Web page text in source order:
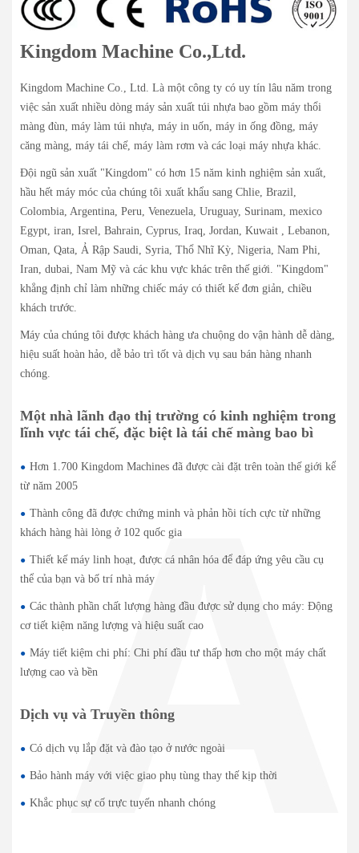
Kingdom Machine Co.,Ltd.
Kingdom Machine Co., Ltd. Là một công ty có uy tín lâu năm trong
việc sản xuất nhiều dòng máy sản xuất túi nhựa bao gồm máy thổi
màng đùn, máy làm túi nhựa, máy in uốn, máy in ống đồng, máy
căng màng, máy tái chế, máy làm rơm và các loại máy nhựa khác.
Đội ngũ sản xuất "Kingdom" có hơn 15 năm kinh nghiệm sản xuất,
hầu hết máy móc của chúng tôi xuất khẩu sang Chlie, Brazil,
Colombia, Argentina, Peru, Venezuela, Uruguay, Surinam, mexico
Egypt, iran, Isrel, Bahrain, Cyprus, Iraq, Jordan, Kuwait , Lebanon,
Oman, Qata, Ả Rập Saudi, Syria, Thổ Nhĩ Kỳ, Nigeria, Nam Phi,
Iran, dubai, Nam Mỹ và các khu vực khác trên thế giới. "Kingdom"
khẳng định chỉ làm những chiếc máy có thiết kế đơn giản, chiều
khách trước.
Máy của chúng tôi được khách hàng ưa chuộng do vận hành dễ dàng,
hiệu suất hoàn hảo, dễ bảo trì tốt và dịch vụ sau bán hàng nhanh
chóng.
Một nhà lãnh đạo thị trường có kinh nghiệm trong
lĩnh vực tái chế, đặc biệt là tái chế màng bao bì
Hơn 1.700 Kingdom Machines đã được cài đặt trên toàn thế giới kể
từ năm 2005
Thành công đã được chứng minh và phản hồi tích cực từ những
khách hàng hài lòng ở 102 quốc gia
Thiết kế máy linh hoạt, được cá nhân hóa để đáp ứng yêu cầu cụ
thể của bạn và bố trí nhà máy
Các thành phần chất lượng hàng đầu được sử dụng cho máy: Động
cơ tiết kiệm năng lượng và hiệu suất cao
Máy tiết kiệm chi phí: Chi phí đầu tư thấp hơn cho một máy chất
lượng cao và bền
Dịch vụ và Truyền thông
Có dịch vụ lắp đặt và đào tạo ở nước ngoài
Bảo hành máy với việc giao phụ tùng thay thế kịp thời
Khắc phục sự cố trực tuyến nhanh chóng